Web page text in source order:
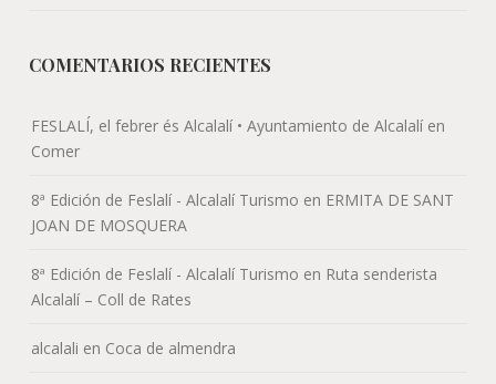
COMENTARIOS RECIENTES
FESLALÍ, el febrer és Alcalalí • Ayuntamiento de Alcalalí en
Comer
8ª Edición de Feslalí - Alcalalí Turismo en ERMITA DE SANT
JOAN DE MOSQUERA
8ª Edición de Feslalí - Alcalalí Turismo en Ruta senderista
Alcalalí – Coll de Rates
alcalali en Coca de almendra